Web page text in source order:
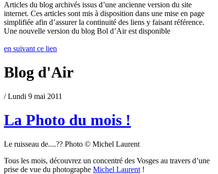
Articles du blog archivés issus d’une ancienne version du site
internet. Ces articles sont mis à disposition dans une mise en page
simplifiée afin d’assurer la continuité des liens y faisant référence.
Une nouvelle version du blog Bol d’Air est disponible
en suivant ce lien
Blog d'Air
/ Lundi 9 mai 2011
La Photo du mois !
Le ruisseau de....?? Photo © Michel Laurent
Tous les mois, découvrez un concentré des Vosges au travers d’une
prise de vue du photographe Michel Laurent !